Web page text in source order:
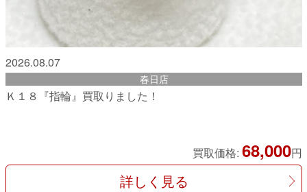
2026.08.07
春日店
Ｋ１８『指輪』買取りました！
買取価格: 68,000円
詳しく見る